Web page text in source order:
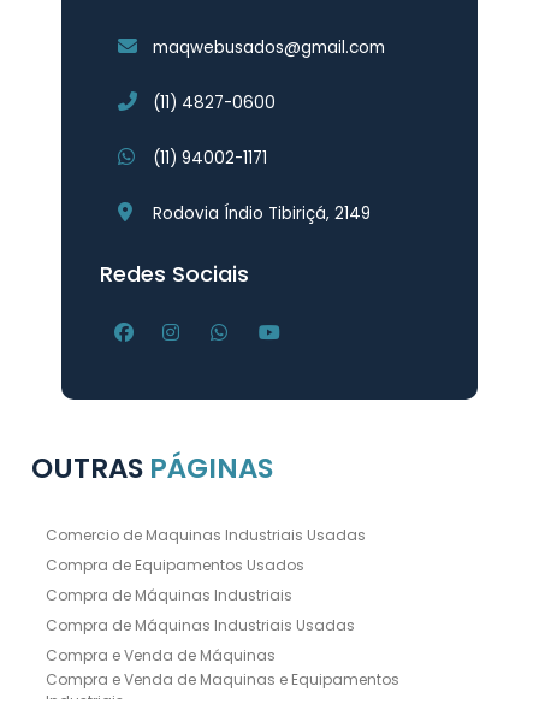
maqwebusados@gmail.com
(11) 4827-0600
(11) 94002-1171
Rodovia Índio Tibiriçá, 2149
Redes Sociais
OUTRAS PÁGINAS
Comercio de Maquinas Industriais Usadas
Compra de Equipamentos Usados
Compra de Máquinas Industriais
Compra de Máquinas Industriais Usadas
Compra e Venda de Máquinas
Compra e Venda de Maquinas e Equipamentos